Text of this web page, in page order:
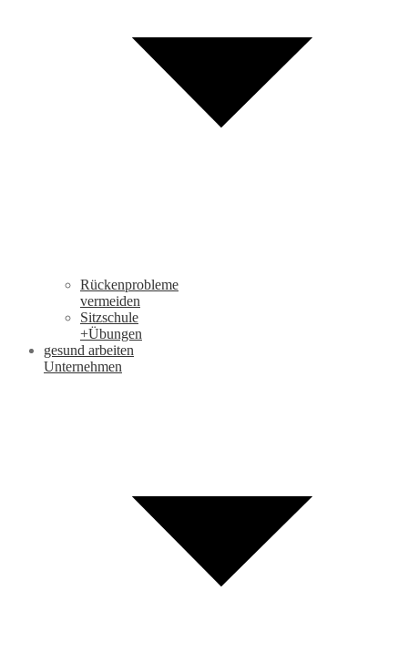
Rückenprobleme
vermeiden
Sitzschule
+Übungen
gesund arbeiten
Unternehmen